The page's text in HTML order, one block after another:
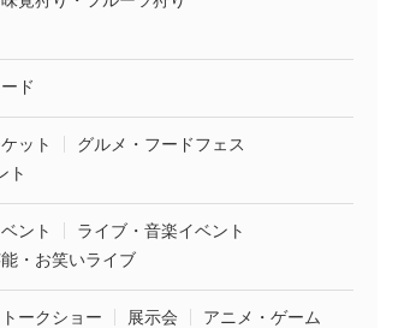
ド
ット
グルメ・フードフェス
ト
ント
ライブ・音楽イベント
・お笑いライブ
ークショー 展示会 アニメ・ゲーム